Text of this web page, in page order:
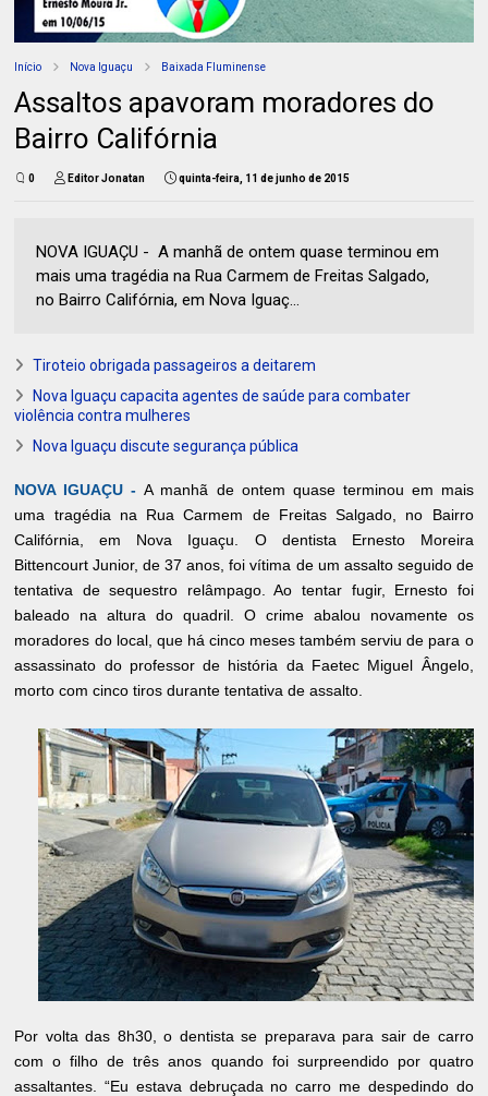
Início Nova Iguaçu Baixada Fluminense
Assaltos apavoram moradores do
Bairro Califórnia
0 Editor Jonatan quinta-feira, 11 de junho de 2015
NOVA IGUAÇU - A manhã de ontem quase terminou em
mais uma tragédia na Rua Carmem de Freitas Salgado,
no Bairro Califórnia, em Nova Iguaç...
Tiroteio obrigada passageiros a deitarem
Nova Iguaçu capacita agentes de saúde para combater
violência contra mulheres
Nova Iguaçu discute segurança pública
NOVA IGUAÇU -A manhã de ontem quase terminou em mais
uma tragédia na Rua Carmem de Freitas Salgado, no Bairro
Califórnia, em Nova Iguaçu. O dentista Ernesto Moreira
Bittencourt Junior, de 37 anos, foi vítima de um assalto seguido de
tentativa de sequestro relâmpago. Ao tentar fugir, Ernesto foi
baleado na altura do quadril. O crime abalou novamente os
moradores do local, que há cinco meses também serviu de para o
assassinato do professor de história da Faetec Miguel Ângelo,
morto com cinco tiros durante tentativa de assalto.
Por volta das 8h30, o dentista se preparava para sair de carro
com o filho de três anos quando foi surpreendido por quatro
assaltantes. “Eu estava debruçada no carro me despedindo do